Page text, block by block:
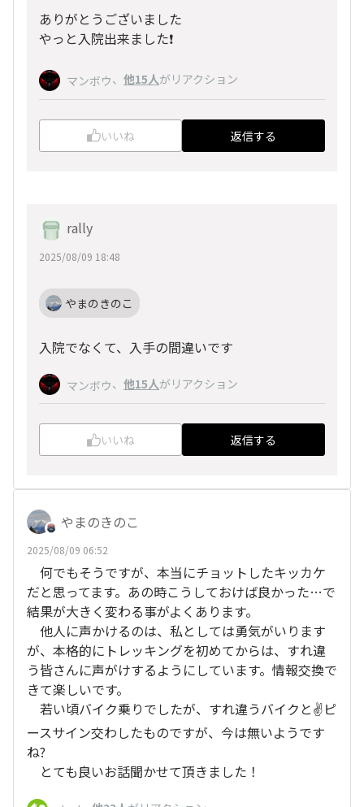
ありがとうございました
やっと入院出来ました❗
マンボウ、 他15人がリアクション
いいね 返信する
rally
2025/08/09 18:48
やまのきのこ
入院でなくて、入手の間違いです
マンボウ、 他15人がリアクション
いいね 返信する
やまのきのこ
2025/08/09 06:52
何でもそうですが、本当にチョットしたキッカケ
だと思ってます。あの時こうしておけば良かった…で
結果が大きく変わる事がよくあります。
他人に声かけるのは、私としては勇気がいります
が、本格的にトレッキングを初めてからは、すれ違
う皆さんに声がけするようにしています。情報交換で
きて楽しいです。
若い頃バイク乗りでしたが、すれ違うバイクと✌ピ
ースサイン交わしたものですが、今は無いようです
ね?
とても良いお話聞かせて頂きました！